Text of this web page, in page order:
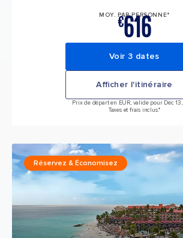
MOY. PAR PERSONNE*
€616
Voir 3 dates
Afficher l'itinéraire
Prix de départ en EUR, valide pour Déc
Taxes et frais inclus.*
Réservez & Économisez